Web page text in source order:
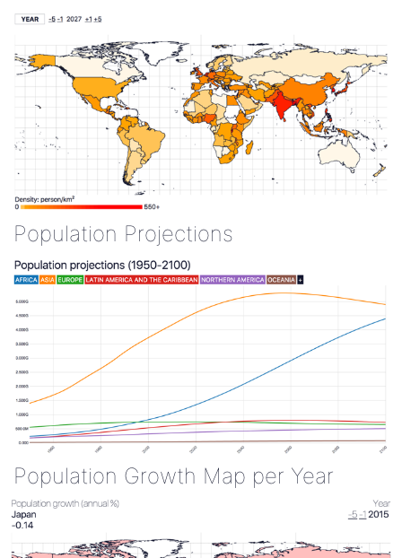
Population Projections
Population Growth Map per Year